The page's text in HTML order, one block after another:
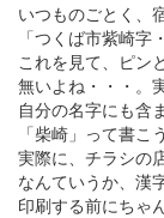
いつものごとく、
「つくば市紫崎字
これを見て、ピン
無いよね・・・。
自分の名字にも含
「柴崎」って書こ
実際に、チラシの
なんていうか、漢
印刷する前にちゃ